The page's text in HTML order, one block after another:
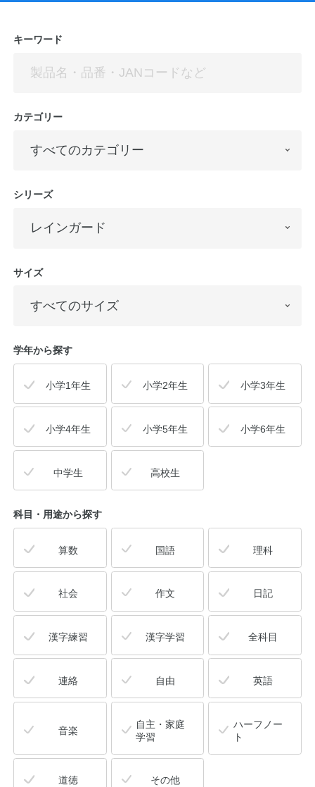
キーワード
カテゴリー
シリーズ
サイズ
学年から探す
小学1年生 小学2年生 小学3年生
小学4年生 小学5年生 小学6年生
中学生 高校生
科目・用途から探す
算数 国語 理科
社会 作文 日記
漢字練習 漢字学習 全科目
連絡 自由 英語
音楽
自主・家庭
学習
ハーフノー
ト
道徳 その他